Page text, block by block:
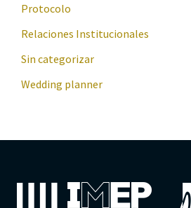
Protocolo
Relaciones Institucionales
Sin categorizar
Wedding planner